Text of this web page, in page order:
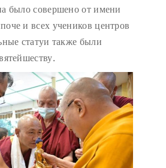
было совершено от имени
и всех учеников центров
статуи также были